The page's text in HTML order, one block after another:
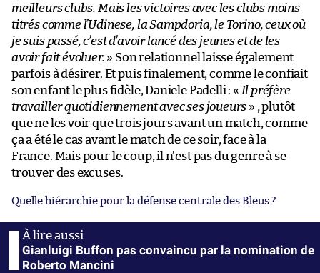
meilleurs clubs. Mais les victoires avec les clubs moins
titrés comme l’Udinese, la Sampdoria, le Torino, ceux où
je suis passé, c’est d’avoir lancé des jeunes et de les
avoir fait évoluer. » Son relationnel laisse également
parfois à désirer. Et puis finalement, comme le confiait
son enfant le plus fidèle, Daniele Padelli : « Il préfère
travailler quotidiennement avec ses joueurs » , plutôt
que ne les voir que trois jours avant un match, comme
ça a été le cas avant le match de ce soir, face à la
France. Mais pour le coup, il n’est pas du genre à se
trouver des excuses.
Quelle hiérarchie pour la défense centrale des Bleus ?
Gianluigi Buffon pas convaincu par la nomination de
Roberto Mancini